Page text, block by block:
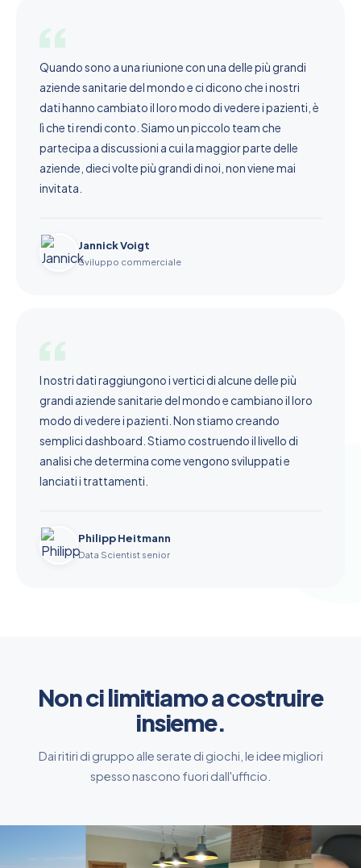
Quando sono a una riunione con una delle più grandi
aziende sanitarie del mondo e ci dicono che i nostri
dati hanno cambiato il loro modo di vedere i pazienti, è
lì che ti rendi conto. Siamo un piccolo team che
partecipa a discussioni a cui la maggior parte delle
aziende, dieci volte più grandi di noi, non viene mai
invitata.
Jannick Voigt
Sviluppo commerciale
I nostri dati raggiungono i vertici di alcune delle più
grandi aziende sanitarie del mondo e cambiano il loro
modo di vedere i pazienti. Non stiamo creando
semplici dashboard. Stiamo costruendo il livello di
analisi che determina come vengono sviluppati e
lanciati i trattamenti.
Philipp Heitmann
Data Scientist senior
Non ci limitiamo a costruire
insieme.
Dai ritiri di gruppo alle serate di giochi, le idee migliori
spesso nascono fuori dall'ufficio.